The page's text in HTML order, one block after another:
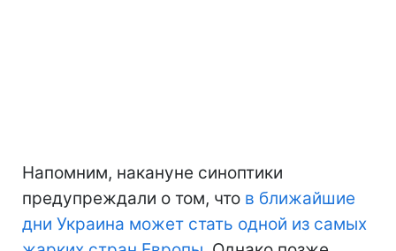
Напомним, накануне синоптики
предупреждали о том, что в ближайшие
дни Украина может стать одной из самых